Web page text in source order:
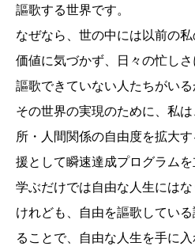
謳歌する世界です。
なぜなら、世の中には以前の
価値に気づかず、日々の忙し
謳歌できていない人たちがいる
その世界の実現のために、私
所・人間関係の自由度を拡大
援として瞬速達成プログラム
学ぶだけでは自由な人生にはな
けれども、自由を謳歌してい
ることで、自由な人生を手に入